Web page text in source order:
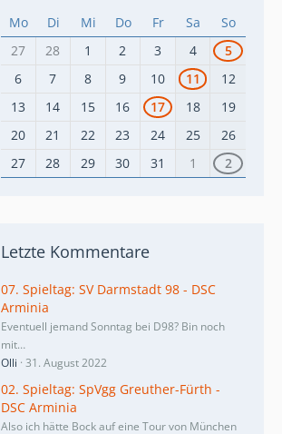
Mo Di Mi Do Fr Sa
So
27
28 1 2 3 4
5
6
7 8 9 10 11
12
13
14 15 16 17 18
19
20
21 22 23 24 25
26
27
28 29 30 31 1 2
Letzte Kommentare
07. Spieltag: SV Darmstadt 98 - DSC
Arminia
Eventuell jemand Sonntag bei D98? Bin noch
mit…
Olli 31. August 2022
02. Spieltag: SpVgg Greuther-Fürth -
DSC Arminia
Also ich hätte Bock auf eine Tour von München